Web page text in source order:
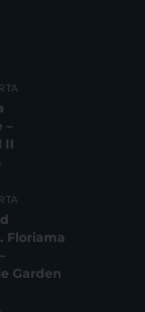
–
II
Floriama
Garden